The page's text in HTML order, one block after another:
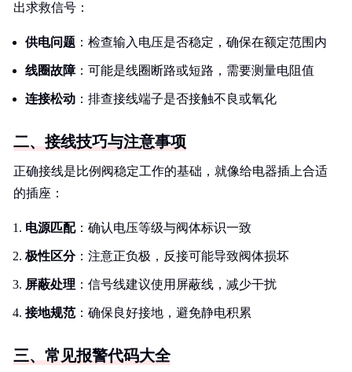
出求救信号：
供电问题 ：检查输入电压是否稳定，确保在额定范围内
线圈故障：可能是线圈断路或短路，需要测量电阻值
连接松动 ：排查接线端子是否接触不良或氧化
二、接线技巧与注意事项
正确接线是比例阀稳定工作的基础，就像给电器插上合适
的插座：
电源匹配：确认电压等级与阀体标识一致
极性区分：注意正负极，反接可能导致阀体损坏
屏蔽处理 ：信号线建议使用屏蔽线，减少干扰
接地规范：确保良好接地，避免静电积累
三、常见报警代码大全